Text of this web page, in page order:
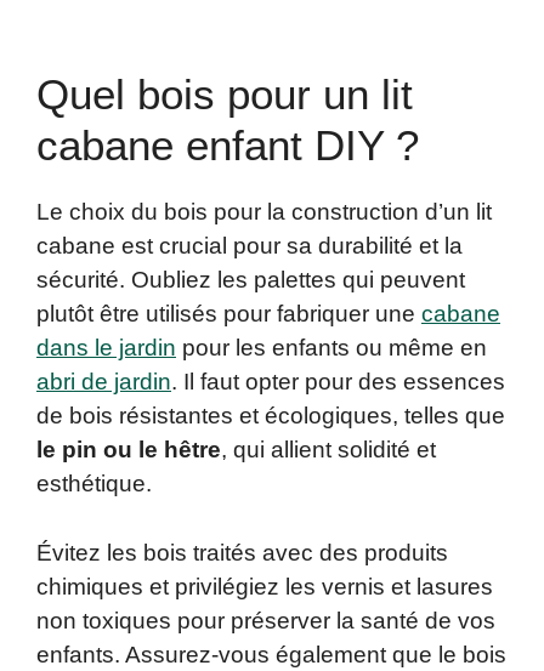
Quel bois pour un lit
cabane enfant DIY ?
Le choix du bois pour la construction d’un lit
cabane est crucial pour sa durabilité et la
sécurité. Oubliez les palettes qui peuvent
plutôt être utilisés pour fabriquer une cabane
dans le jardin pour les enfants ou même en
abri de jardin. Il faut opter pour des essences
de bois résistantes et écologiques, telles que
le pin ou le hêtre, qui allient solidité et
esthétique.
Évitez les bois traités avec des produits
chimiques et privilégiez les vernis et lasures
non toxiques pour préserver la santé de vos
enfants. Assurez-vous également que le bois